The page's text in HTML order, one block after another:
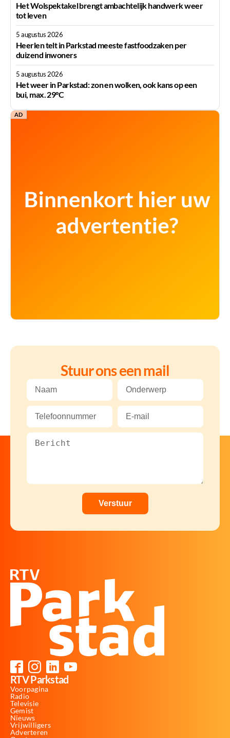
Het Wolspektakel brengt ambachtelijk handwerk weer
tot leven
5 augustus 2026
Heerlen telt in Parkstad meeste fastfoodzaken per
duizend inwoners
5 augustus 2026
Het weer in Parkstad: zon en wolken, ook kans op een
bui, max. 29°C
AD
Stuur ons een mail
RTV Parkstad
Voorpagina
Radio
Televisie
Gemist
Nieuws
Vrijwilligers
Adverteren